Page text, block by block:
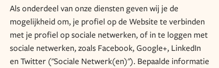
Als onderdeel van onze diensten geven wij je de
mogelijkheid om, je profiel op de Website te verbinden
met je profiel op sociale netwerken, of in te loggen met
sociale netwerken, zoals Facebook, Google+, LinkedIn
en Twitter ("Sociale Netwerk(en)"). Bepaalde informatie